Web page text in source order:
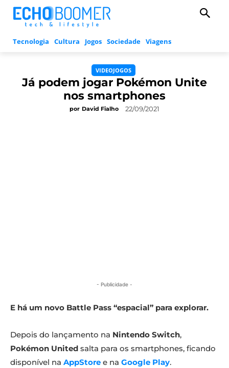
Tecnologia Cultura Jogos Sociedade Viagens
VIDEOJOGOS
Já podem jogar Pokémon Unite
nos smartphones
por David Fialho 22/09/2021
- Publicidade -
E há um novo Battle Pass “espacial” para explorar.
Depois do lançamento na Nintendo Switch,
Pokémon United salta para os smartphones, ficando
disponível na AppStore e na Google Play.